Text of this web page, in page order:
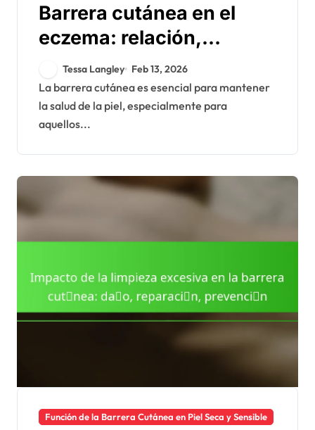
Barrera cutánea en el
eczema: relación,
cuidado, prevención
Tessa Langley Feb 13, 2026
La barrera cutánea es esencial para mantener
la salud de la piel, especialmente para
aquellos...
Función de la Barrera Cutánea en Piel Seca y Sensible